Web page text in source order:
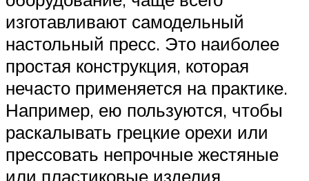
изготавливают самодельный
настольный пресс. Это наиболее
простая конструкция, которая
нечасто применяется на практике.
Например, ею пользуются, чтобы
раскалывать грецкие орехи или
прессовать непрочные жестяные
или пластиковые изделия.